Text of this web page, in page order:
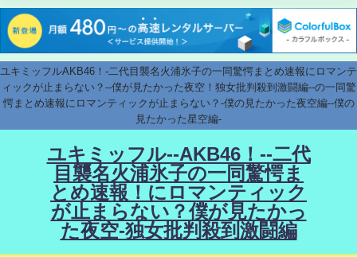
ユキミッフルAKB46！-二代目襲名火浦氷子の一同驚愕まとめ速報にロマンテ
ィックが止まらない？--僕が見たかった夜空！独女批判殺到激闘編--の一同驚
愕まとめ速報にロマンティックが止まらない？-僕の見たかった夜空編--僕の
見たかった星空編-
ユキミッフル--AKB46！--二代
目襲名火浦氷子の一同驚愕ま
とめ速報！にロマンティック
が止まらない？僕が見たかっ
た夜空-独女批判殺到激闘編